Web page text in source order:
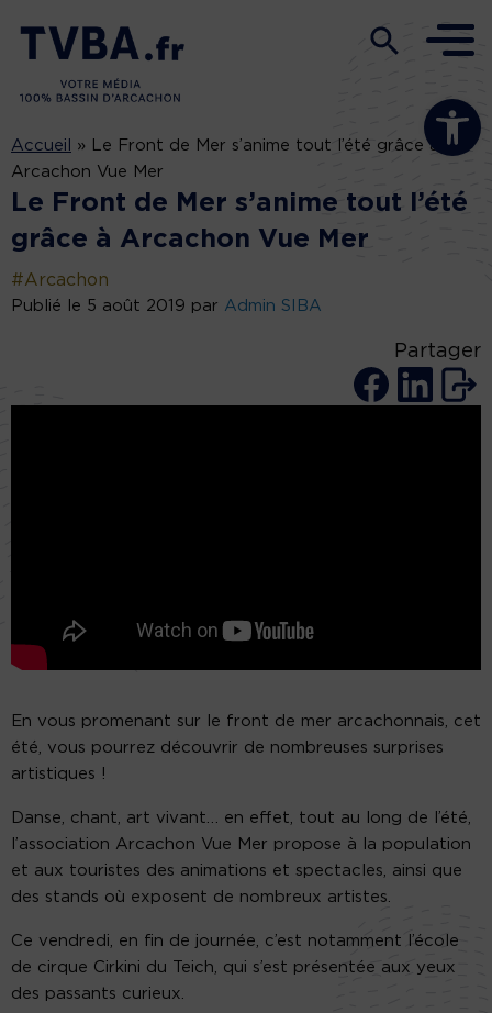
Ouvrir la
Accueil »
Le Front de Mer s’anime tout l’été grâce à
Arcachon Vue Mer
Le Front de Mer s’anime tout l’été
grâce à Arcachon Vue Mer
#Arcachon
Publié le 5 août 2019 par Admin SIBA
Partager
En vous promenant sur le front de mer arcachonnais, cet
été, vous pourrez découvrir de nombreuses surprises
artistiques !
Danse, chant, art vivant… en effet, tout au long de l’été,
l’association Arcachon Vue Mer propose à la population
et aux touristes des animations et spectacles, ainsi que
des stands où exposent de nombreux artistes.
Ce vendredi, en fin de journée, c’est notamment l’école
de cirque Cirkini du Teich, qui s’est présentée aux yeux
des passants curieux.